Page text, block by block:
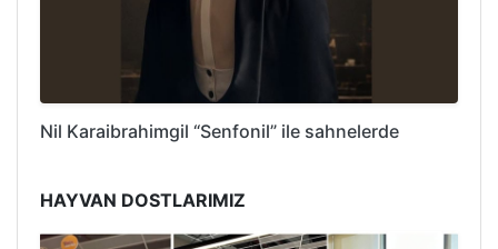
Nil Karaibrahimgil “Senfonil” ile sahnelerde
HAYVAN DOSTLARIMIZ